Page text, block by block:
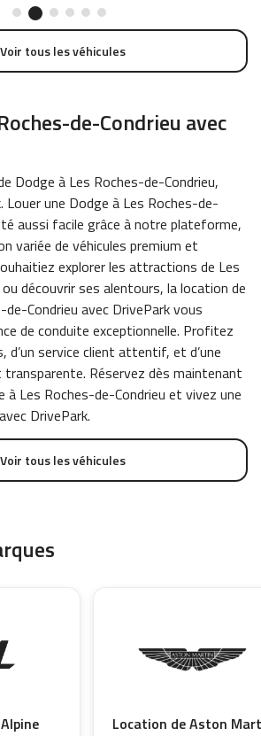
Voir tous les véhicules
de-Condrieu avec
Dodge à Les Roches-de-Condrieu,
Louer une Dodge à Les Roches-de-
aussi facile grâce à notre plateforme,
variée de véhicules premium et
explorer les attractions de Les
découvrir ses alentours, la location de
Condrieu avec DrivePark vous
de conduite exceptionnelle. Profitez
service client attentif, et d’une
Réservez dès maintenant
à Les Roches-de-Condrieu et vivez une
DrivePark.
Voir tous les véhicules
Location de Aston